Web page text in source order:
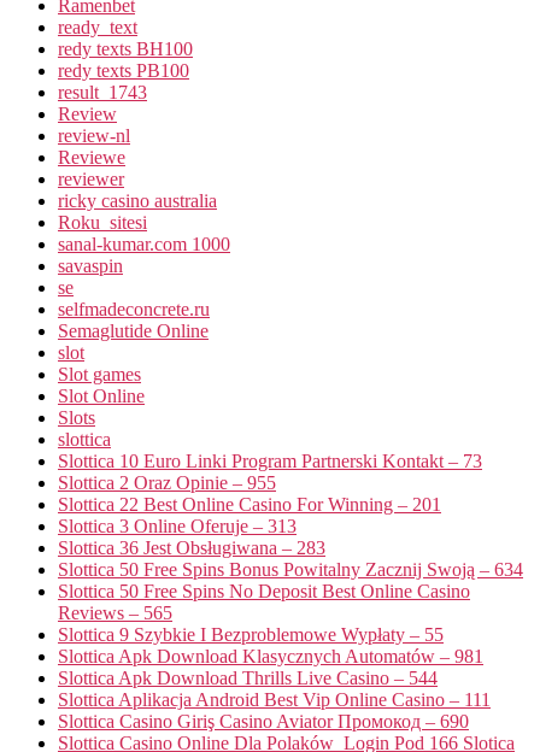
Ramenbet
ready_text
redy texts BH100
redy texts PB100
result_1743
Review
review-nl
Reviewe
reviewer
ricky casino australia
Roku_sitesi
sanal-kumar.com 1000
savaspin
se
selfmadeconcrete.ru
Semaglutide Online
slot
Slot games
Slot Online
Slots
slottica
Slottica 10 Euro Linki Program Partnerski Kontakt – 73
Slottica 2 Oraz Opinie – 955
Slottica 22 Best Online Casino For Winning – 201
Slottica 3 Online Oferuje – 313
Slottica 36 Jest Obsługiwana – 283
Slottica 50 Free Spins Bonus Powitalny Zacznij Swoją – 634
Slottica 50 Free Spins No Deposit Best Online Casino
Reviews – 565
Slottica 9 Szybkie I Bezproblemowe Wypłaty – 55
Slottica Apk Download Klasycznych Automatów – 981
Slottica Apk Download Thrills Live Casino – 544
Slottica Aplikacja Android Best Vip Online Casino – 111
Slottica Casino Giriş Casino Aviator Промокод – 690
Slottica Casino Online Dla Polaków ️ Login Pod 166 Slotica